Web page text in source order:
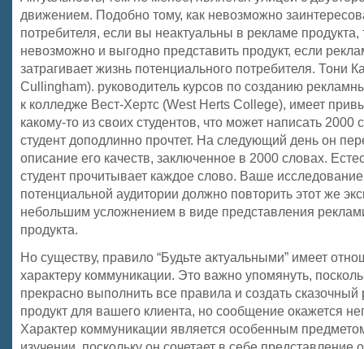
движением. Подобно тому, как невозможно
потребителя, если вы неактуальны в рекламе продукта,
невозможно и выгодно представить продукт, если
затрагивает жизнь потенциального потребителя. Тони
Cullingham). руководитель курсов по созданию
к колледже Вест-Хертс (West Herts College), имеет
какому-то из своих студентов, что может написать 2000
студент доподлинно прочтет. На следующий день он
описание его качеств, заключенное в 2000 словах.
студент прочитывает каждое слово. Ваше исследование
потенциальной аудитории должно повторить этот же
небольшим усложнением в виде представления
продукта.
Но существу, правило “Будьте актуальными” имеет
характеру коммуникации. Это важно упомянуть,
прекрасно выполнить все правила и создать
продукт для вашего клиента, но сообщение окажется
Характер коммуникации является особенным